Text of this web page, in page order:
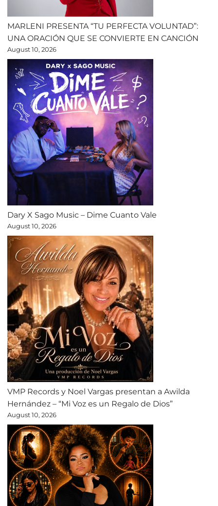
MARLENI PRESENTA “TU PERFECTA VOLUNTAD”:
UNA ORACIÓN QUE SE CONVIERTE EN CANCIÓN
August 10, 2026
Dary X Sago Music – Dime Cuanto Vale
August 10, 2026
VMP Records y Noel Vargas presentan a Awilda
Hernández – “Mi Voz es un Regalo de Dios”
August 10, 2026